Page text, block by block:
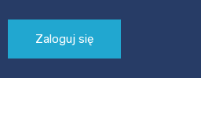
Zaloguj się